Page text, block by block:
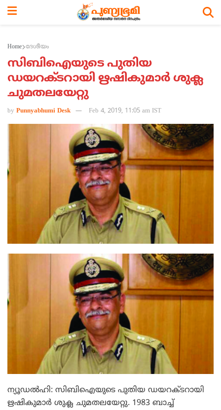
Home ദേശീയം
സിബിഐയുടെ പുതിയ
ഡയറക്ടറായി ഋഷികുമാര്‍ ശുക്ല
ചുമതലയേറ്റു
by Punnyabhumi Desk Feb 4, 2019, 11:05 am IST
ന്യൂഡല്‍ഹി: സിബിഐയുടെ പുതിയ ഡയറക്ടറായി
ഋഷികുമാര്‍ ശുക്ല ചുമതലയേറ്റു. 1983 ബാച്ച്